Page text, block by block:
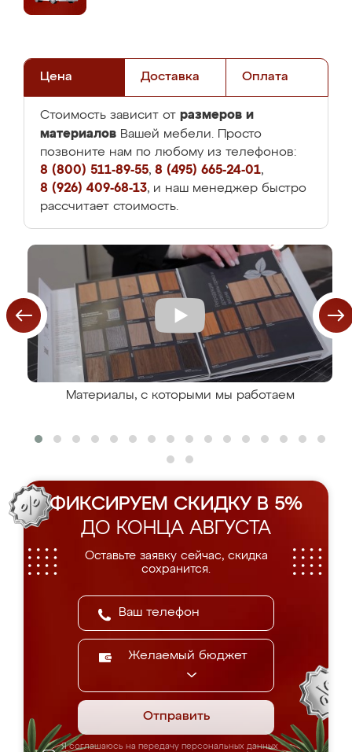
Цена Доставка Оплата
Стоимость зависит от размеров и
материалов Вашей мебели. Просто
позвоните нам по любому из телефонов:
8 (800) 511-89-55, 8 (495) 665-24-01,
8 (926) 409-68-13, и наш менеджер быстро
рассчитает стоимость.
Материалы, с которыми мы работаем
ФИКСИРУЕМ СКИДКУ В 5%
ДО КОНЦА АВГУСТА
Оставьте заявку сейчас, скидка
сохранится.
Желаемый бюджет
Отправить
Я соглашаюсь на передачу персональных данных